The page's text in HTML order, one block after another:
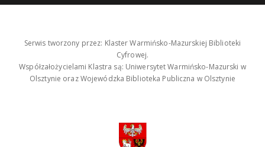
Serwis tworzony przez: Klaster Warmińsko-Mazurskiej Biblioteki
Cyfrowej.
Współzałożycielami Klastra są: Uniwersytet Warmińsko-Mazurski w
Olsztynie oraz Wojewódzka Biblioteka Publiczna w Olsztynie